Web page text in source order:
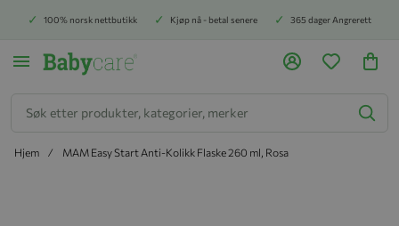
100% norsk nettbutikk Kjøp nå - betal senere 365 dager Angrerett
Hjem MAM Easy Start Anti-Kolikk Flaske 260 ml, Rosa